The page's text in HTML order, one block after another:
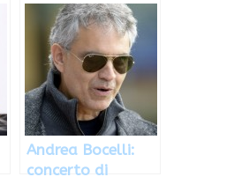
prime date del
prossimo tour
2013
Andrea Bocelli:
concerto di